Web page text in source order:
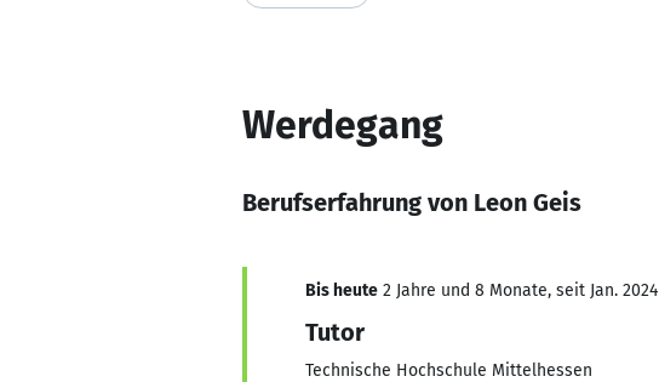
Werdegang
Berufserfahrung von Leon Geis
Bis heute 2 Jahre und 8 Monate, seit Jan. 2024
Tutor
Technische Hochschule Mittelhessen